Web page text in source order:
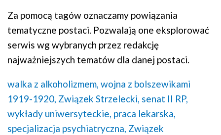
Za pomocą tagów oznaczamy powiązania
tematyczne postaci. Pozwalają one eksplorować
serwis wg wybranych przez redakcję
najważniejszych tematów dla danej postaci.
walka z alkoholizmem, wojna z bolszewikami
1919-1920, Związek Strzelecki, senat II RP,
wykłady uniwersyteckie, praca lekarska,
specjalizacja psychiatryczna, Związek